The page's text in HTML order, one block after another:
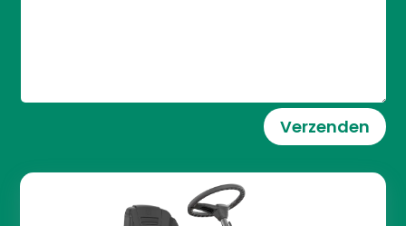
Verzenden